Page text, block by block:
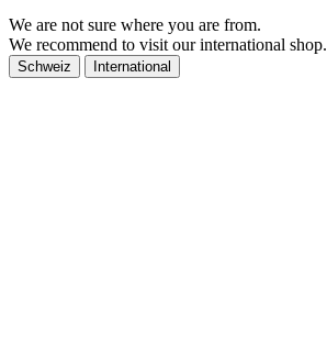
We are not sure where you are from.
We recommend to visit our international shop.
Schweiz International